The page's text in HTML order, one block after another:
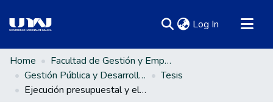
Log In (current)
Communities & Collections
All of DSpace
Statistics
Home
Facultad de Gestión y Emprendimiento Empresarial
Gestión Pública y Desarrollo Social
Tesis
Ejecución presupuestal y el gasto público desde la percepción del personal administrativo de la Universidad Nacional de Juliaca, 2020.